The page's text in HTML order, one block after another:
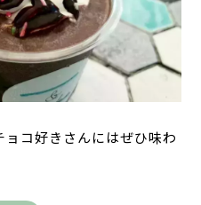
ョコ好きさんにはぜひ味わ